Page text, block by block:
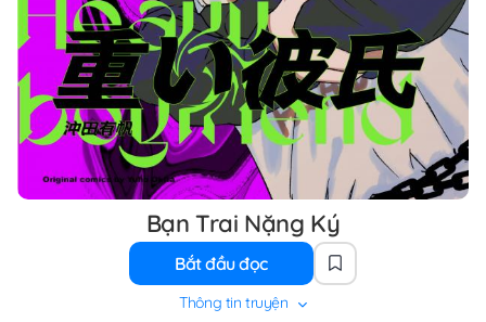
Bạn Trai Nặng Ký
Bắt đầu đọc
Thông tin truyện